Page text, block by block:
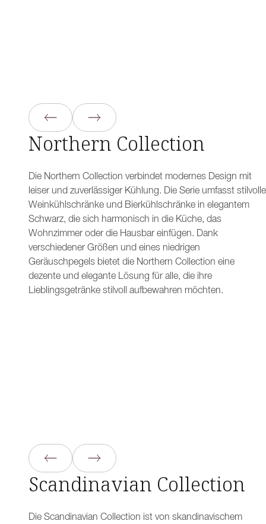
Northern Collection
Die Northern Collection verbindet modernes Design mit
leiser und zuverlässiger Kühlung. Die Serie umfasst stilvolle
Weinkühlschränke und Bierkühlschränke in elegantem
Schwarz, die sich harmonisch in die Küche, das
Wohnzimmer oder die Hausbar einfügen. Dank
verschiedener Größen und eines niedrigen
Geräuschpegels bietet die Northern Collection eine
dezente und elegante Lösung für alle, die ihre
Lieblingsgetränke stilvoll aufbewahren möchten.
Scandinavian Collection
Die Scandinavian Collection ist von skandinavischem